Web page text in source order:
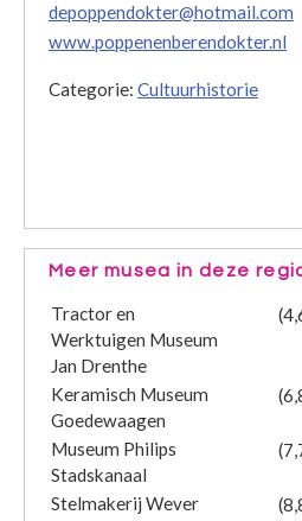
depoppendokter@hotmail.com
www.poppenenberendokter.nl
Categorie: Cultuurhistorie
Meer musea in deze
Tractor en
Werktuigen Museum
Jan Drenthe
Keramisch Museum
Goedewaagen
Museum Philips
Stadskanaal
Stelmakerij Wever